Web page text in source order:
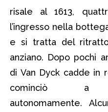
risale al 1613,
l’ingresso nella
e si tratta del
anziano. Dopo pochi
di Van Dyck cadde in
cominciò a
autonomamente.